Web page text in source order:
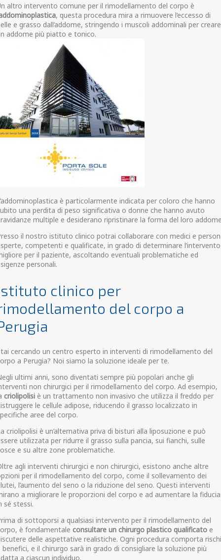
altro intervento comune per il rimodellamento del corpo è
, questa procedura mira a rimuovere l’eccesso di
e grasso dall’addome, stringendo i muscoli addominali per creare
addome più piatto e tonico.
è particolarmente indicata per coloro che hanno
una perdita di peso significativa o donne che hanno avuto
multiple e desiderano ripristinare la forma del loro
il nostro istituto clinico potrai collaborare con medici e
competenti e qualificate, in grado di determinare l’intervento
per il paziente, ascoltando eventuali problematiche ed
personali.
clinico per
del corpo a
cercando un centro esperto in interventi di rimodellamento del
a Perugia? Noi siamo la soluzione ideale per te.
ultimi anni, sono diventati sempre più popolari anche gli
non chirurgici per il rimodellamento del corpo. Ad esempio,
criolipolisi è un trattamento non invasivo che utilizza il freddo per
le cellule adipose, riducendo il grasso localizzato in
aree del corpo.
criolipolisi è un’alternativa priva di bisturi alla liposuzione e può
utilizzata per ridurre il grasso sulla pancia, sui fianchi, sulle
e su altre zone problematiche.
agli interventi chirurgici e non chirurgici, esistono anche altre
per il rimodellamento del corpo, come il sollevamento dei
l’aumento del seno o la riduzione del seno. Questi interventi
a migliorare le proporzioni del corpo e ad aumentare la fiducia
sé stessi.
di sottoporsi a qualsiasi intervento per il rimodellamento del
è fondamentale consultare un chirurgo plastico qualificato e
delle aspettative realistiche. Ogni procedura comporta rischi
benefici, e il chirurgo sarà in grado di consigliare la soluzione più
a ciascun individuo.